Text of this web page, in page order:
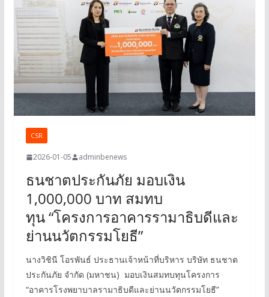
CSR
2026-01-05 adminbenews
ธนชาตประกันภัย มอบเงิน
1,000,000 บาท สมทบ
ทุน “โครงการอาคารรามาธิบดีและ
ย่านนวัตกรรมโยธี”
นางวิชินี โอรพันธ์ ประธานเจ้าหน้าที่บริหาร บริษัท ธนชาต
ประกันภัย จำกัด (มหาชน) มอบเงินสมทบทุนโครงการ
“อาคารโรงพยาบาลรามาธิบดีและย่านนวัตกรรมโยธี”